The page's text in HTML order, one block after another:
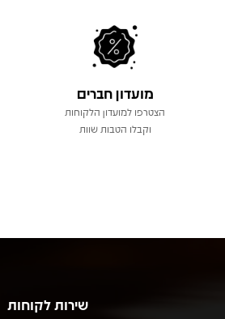
מועדון חברים
הצטרפו למועדון הלקוחות
וקבלו הטבות שוות
שירות לקוחות